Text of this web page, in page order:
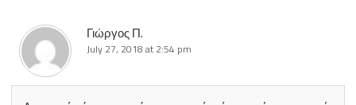
Γιώργος Π.
July 27, 2018 at 2:54 pm